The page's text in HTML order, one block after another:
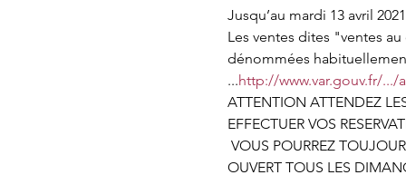
Jusqu’au mardi 13 avril
Les ventes dites "ventes
dénommées
...http://www.var.gouv.fr/.../
ATTENTION ATTENDEZ
EFFECTUER VOS
VOUS POURREZ
OUVERT TOUS LES